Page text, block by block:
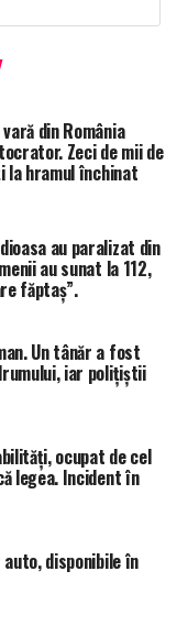
din România
Zeci de mii de
la hramul închinat
au paralizat din
au sunat la 112,
făptaș”.
Un tânăr a fost
iar polițiștii
ocupat de cel
legea. Incident în
disponibile în